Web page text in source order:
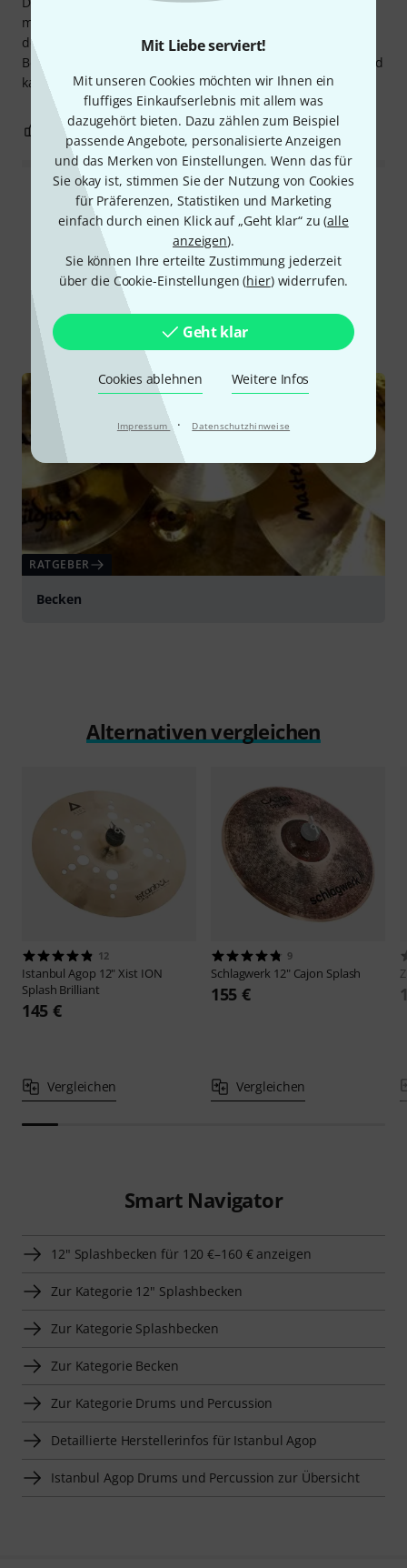
Mit Liebe serviert!
Mit unseren Cookies möchten wir Ihnen ein
fluffiges Einkaufserlebnis mit allem was
dazugehört bieten. Dazu zählen zum Beispiel
passende Angebote, personalisierte Anzeigen
und das Merken von Einstellungen. Wenn das für
Sie okay ist, stimmen Sie der Nutzung von Cookies
für Präferenzen, Statistiken und Marketing
einfach durch einen Klick auf „Geht klar“ zu (alle
anzeigen).
Sie können Ihre erteilte Zustimmung jederzeit
über die Cookie-Einstellungen (hier) widerrufen.
Geht klar
Cookies ablehnen Weitere Infos
Impressum · Datenschutzhinweise
meinem Istanbul Xist-Set. Es erzeugt einen klaren Klang,
der nicht zu lange nachhallt, wie es bei einem Splash-
Becken der Fall sein sollte. Ich bin sehr zufrieden damit und
kann dieses Becken auf jeden Fall empfehlen.
0
Alle Bewertungen lesen
Schon gewusst?
Alle Ratgeber
RATGEBER
Becken
Alternativen vergleichen
12
Istanbul Agop 12" Xist ION
Splash Brilliant
145 €
Vergleichen
9
Schlagwerk 12" Cajon Splash
155 €
Vergleichen
Smart Navigator
12" Splashbecken für 120 €–160 € anzeigen
Zur Kategorie 12" Splashbecken
Zur Kategorie Splashbecken
Zur Kategorie Becken
Zur Kategorie Drums und Percussion
Detaillierte Herstellerinfos für Istanbul Agop
Istanbul Agop Drums und Percussion zur Übersicht